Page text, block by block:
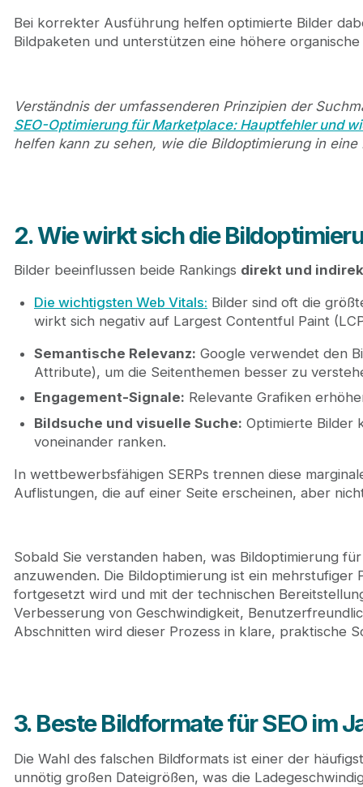
Bei korrekter Ausführung helfen optimierte Bilder
Bildpaketen und unterstützen eine höhere organische
Verständnis der umfassenderen Prinzipien der
SEO-Optimierung für Marketplace: Hauptfehler und
helfen kann zu sehen, wie die Bildoptimierung in eine
2. Wie wirkt sich die
Bilder beeinflussen beide Rankings direkt und
Die wichtigsten Web Vitals: Bilder sind oft die
wirkt sich negativ auf Largest Contentful Paint
Semantische Relevanz: Google verwendet den
Attribute), um die Seitenthemen besser zu
Engagement-Signale: Relevante Grafiken
Bildsuche und visuelle Suche: Optimierte Bilder
voneinander ranken.
In wettbewerbsfähigen SERPs trennen diese
Auflistungen, die auf einer Seite erscheinen, aber
Sobald Sie verstanden haben, was Bildoptimierung
anzuwenden. Die Bildoptimierung ist ein
fortgesetzt wird und mit der technischen
Verbesserung von Geschwindigkeit,
Abschnitten wird dieser Prozess in klare, praktische
3. Beste Bildformate für SEO im
Die Wahl des falschen Bildformats ist einer der
unnötig großen Dateigrößen, was die